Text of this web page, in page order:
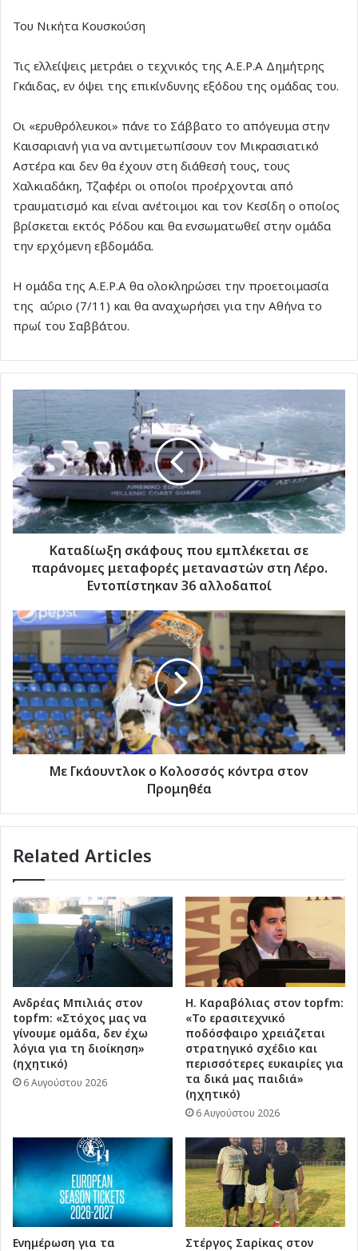
Του Νικήτα Κουσκούση
Τις ελλείψεις μετράει ο τεχνικός της Α.Ε.Ρ.Α Δημήτρης
Γκάιδας, εν όψει της επικίνδυνης εξόδου της ομάδας του.
Οι «ερυθρόλευκοι» πάνε το Σάββατο το απόγευμα στην
Καισαριανή για να αντιμετωπίσουν τον Μικρασιατικό
Αστέρα και δεν θα έχουν στη διάθεσή τους, τους
Χαλκιαδάκη, Τζαφέρι οι οποίοι προέρχονται από
τραυματισμό και είναι ανέτοιμοι και τον Κεσίδη ο οποίος
βρίσκεται εκτός Ρόδου και θα ενσωματωθεί στην ομάδα
την ερχόμενη εβδομάδα.
Η ομάδα της Α.Ε.Ρ.Α θα ολοκληρώσει την προετοιμασία
της αύριο (7/11) και θα αναχωρήσει για την Αθήνα το
πρωί του Σαββάτου.
Καταδίωξη
σκάφους
που
εμπλέκεται
σε
παράνομες
μεταφορές
μεταναστών
στη
Εντοπίστηκαν
Καταδίωξη σκάφους που εμπλέκεται σε
παράνομες μεταφορές μεταναστών στη Λέρο.
Εντοπίστηκαν 36 αλλοδαποί
Με
Γκάουντλοκ
ο
Κολοσσός
κόντρα
στον
Προμηθέα
Με Γκάουντλοκ ο Κολοσσός κόντρα στον
Προμηθέα
Related Articles
Ανδρέας Μπιλιάς στον
topfm: «Στόχος μας να
γίνουμε ομάδα, δεν έχω
λόγια για τη διοίκηση»
(ηχητικό)
6 Αυγούστου 2026
Η. Καραβόλιας στον topfm:
«Το ερασιτεχνικό
ποδόσφαιρο χρειάζεται
στρατηγικό σχέδιο και
περισσότερες ευκαιρίες για
τα δικά μας παιδιά»
(ηχητικό)
6 Αυγούστου 2026
Ενημέρωση για τα
Στέργος Σαρίκας στον